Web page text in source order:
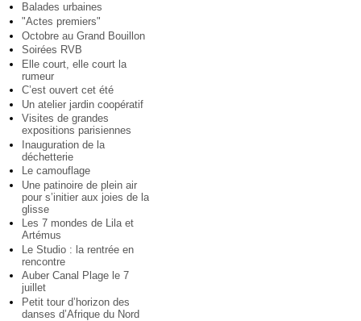
Balades urbaines
"Actes premiers"
Octobre au Grand Bouillon
Soirées RVB
Elle court, elle court la
rumeur
C’est ouvert cet été
Un atelier jardin coopératif
Visites de grandes
expositions parisiennes
Inauguration de la
déchetterie
Le camouflage
Une patinoire de plein air
pour s’initier aux joies de la
glisse
Les 7 mondes de Lila et
Artémus
Le Studio : la rentrée en
rencontre
Auber Canal Plage le 7
juillet
Petit tour d’horizon des
danses d’Afrique du Nord